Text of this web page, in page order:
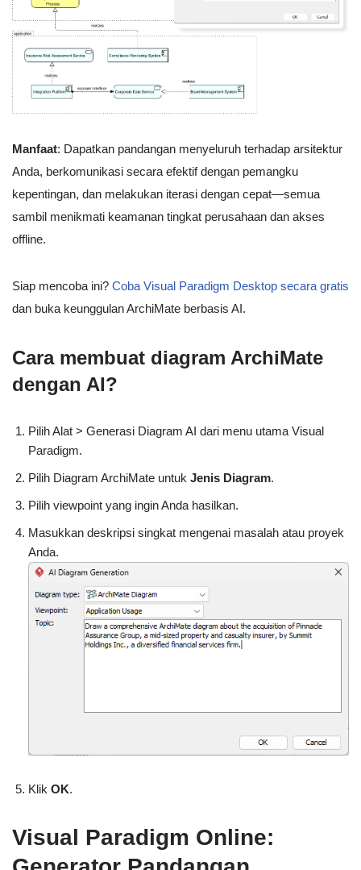
Manfaat: Dapatkan pandangan menyeluruh terhadap arsitektur
Anda, berkomunikasi secara efektif dengan pemangku
kepentingan, dan melakukan iterasi dengan cepat—semua
sambil menikmati keamanan tingkat perusahaan dan akses
offline.
Siap mencoba ini? Coba Visual Paradigm Desktop secara gratis
dan buka keunggulan ArchiMate berbasis AI.
Cara membuat diagram ArchiMate
dengan AI?
Pilih Alat > Generasi Diagram AI dari menu utama Visual
Paradigm.
Pilih Diagram ArchiMate untuk Jenis Diagram.
Pilih viewpoint yang ingin Anda hasilkan.
Masukkan deskripsi singkat mengenai masalah atau proyek
Anda.
Klik OK.
Visual Paradigm Online: